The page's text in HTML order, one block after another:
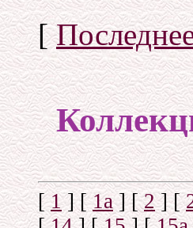
[
[1] [1а] [2] [